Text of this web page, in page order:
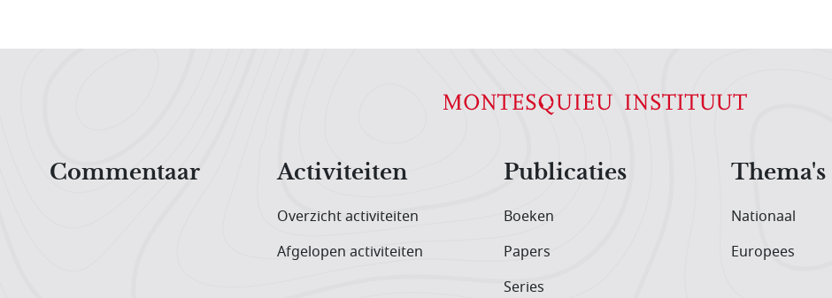
Commentaar
Activiteiten
Overzicht activiteiten
Afgelopen activiteiten
Publicaties
Boeken
Papers
Series
Thema's
Nationaal
Europees